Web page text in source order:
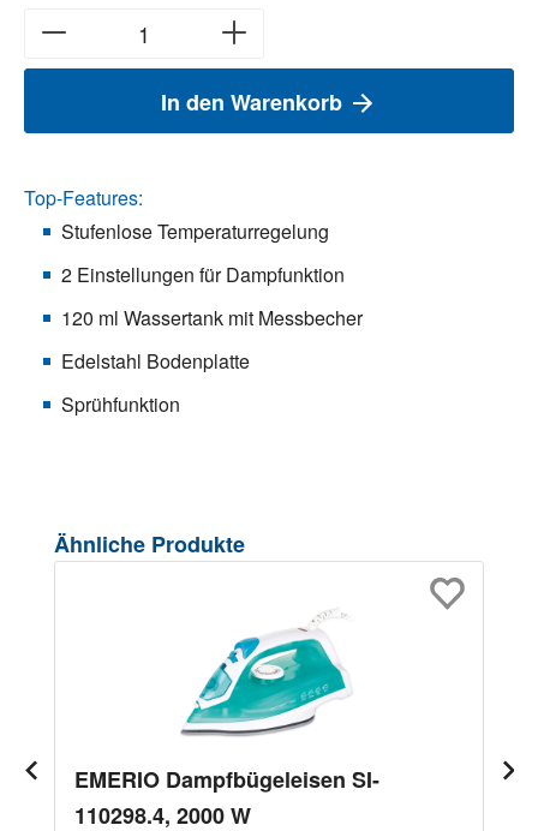
In den Warenkorb
Top-Features:
Stufenlose Temperaturregelung
2 Einstellungen für Dampfunktion
120 ml Wassertank mit Messbecher
Edelstahl Bodenplatte
Sprühfunktion
Produktgalerie überspringen
Ähnliche Produkte
EMERIO Dampfbügeleisen SI-
110298.4, 2000 W